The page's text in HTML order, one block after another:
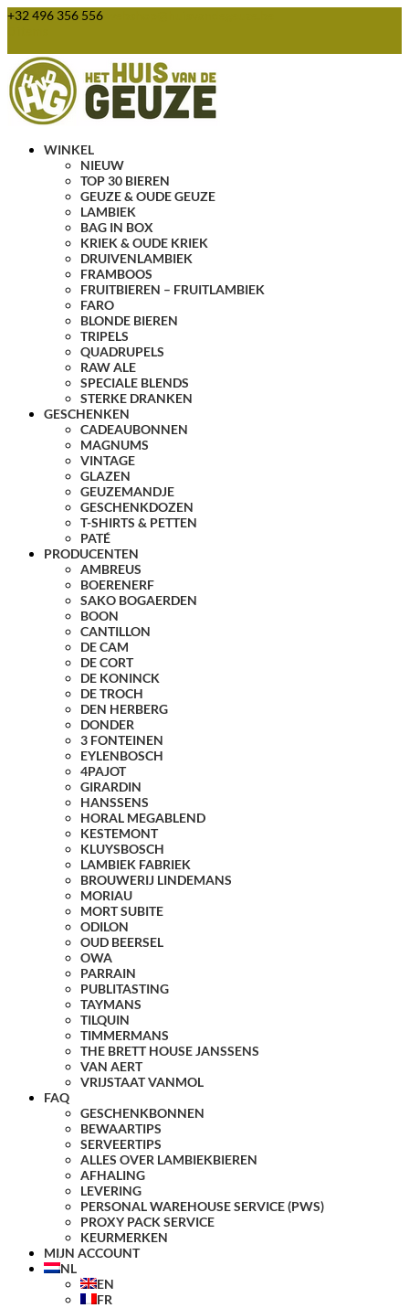
+32 496 356 556
WINKEL
NIEUW
TOP 30 BIEREN
GEUZE & OUDE GEUZE
LAMBIEK
BAG IN BOX
KRIEK & OUDE KRIEK
DRUIVENLAMBIEK
FRAMBOOS
FRUITBIEREN – FRUITLAMBIEK
FARO
BLONDE BIEREN
TRIPELS
QUADRUPELS
RAW ALE
SPECIALE BLENDS
STERKE DRANKEN
GESCHENKEN
CADEAUBONNEN
MAGNUMS
VINTAGE
GLAZEN
GEUZEMANDJE
GESCHENKDOZEN
T-SHIRTS & PETTEN
PATÉ
PRODUCENTEN
AMBREUS
BOERENERF
SAKO BOGAERDEN
BOON
CANTILLON
DE CAM
DE CORT
DE KONINCK
DE TROCH
DEN HERBERG
DONDER
3 FONTEINEN
EYLENBOSCH
4PAJOT
GIRARDIN
HANSSENS
HORAL MEGABLEND
KESTEMONT
KLUYSBOSCH
LAMBIEK FABRIEK
BROUWERIJ LINDEMANS
MORIAU
MORT SUBITE
ODILON
OUD BEERSEL
OWA
PARRAIN
PUBLITASTING
TAYMANS
TILQUIN
TIMMERMANS
THE BRETT HOUSE JANSSENS
VAN AERT
VRIJSTAAT VANMOL
FAQ
GESCHENKBONNEN
BEWAARTIPS
SERVEERTIPS
ALLES OVER LAMBIEKBIEREN
AFHALING
LEVERING
PERSONAL WAREHOUSE SERVICE (PWS)
PROXY PACK SERVICE
KEURMERKEN
MIJN ACCOUNT
NL
EN
FR